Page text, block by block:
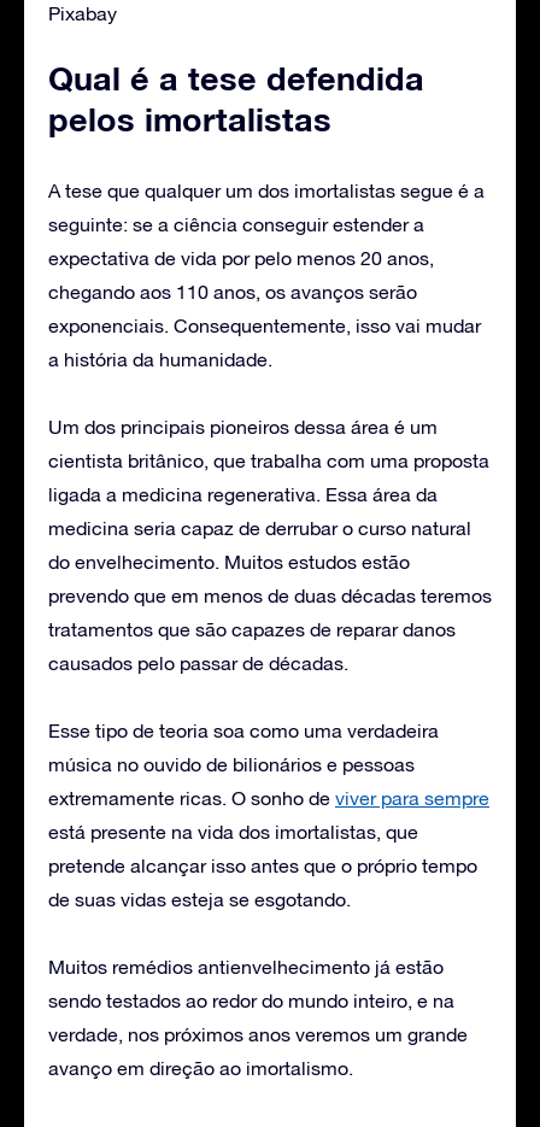
Pixabay
Qual é a tese defendida
pelos imortalistas
A tese que qualquer um dos imortalistas segue é a
seguinte: se a ciência conseguir estender a
expectativa de vida por pelo menos 20 anos,
chegando aos 110 anos, os avanços serão
exponenciais. Consequentemente, isso vai mudar
a história da humanidade.
Um dos principais pioneiros dessa área é um
cientista britânico, que trabalha com uma proposta
ligada a medicina regenerativa. Essa área da
medicina seria capaz de derrubar o curso natural
do envelhecimento. Muitos estudos estão
prevendo que em menos de duas décadas teremos
tratamentos que são capazes de reparar danos
causados pelo passar de décadas.
Esse tipo de teoria soa como uma verdadeira
música no ouvido de bilionários e pessoas
extremamente ricas. O sonho de viver para sempre
está presente na vida dos imortalistas, que
pretende alcançar isso antes que o próprio tempo
de suas vidas esteja se esgotando.
Muitos remédios antienvelhecimento já estão
sendo testados ao redor do mundo inteiro, e na
verdade, nos próximos anos veremos um grande
avanço em direção ao imortalismo.